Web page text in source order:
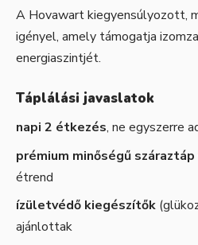
A Hovawart kiegyensúlyozott,
igényel, amely támogatja
energiaszintjét.
Táplálási javaslatok
napi 2 étkezés, ne egyszerre
prémium minőségű száraztáp
étrend
ízületvédő kiegészítők
ajánlottak